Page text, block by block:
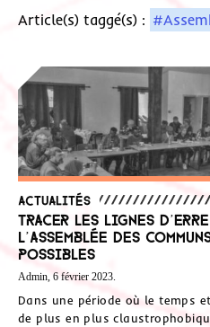
Article(s) taggé(s) :
Actualités
Tracer les lignes d’erre
l’Assemblée des
possibles
Admin, 6 février 2023.
Dans une période où le temps
de plus en plus